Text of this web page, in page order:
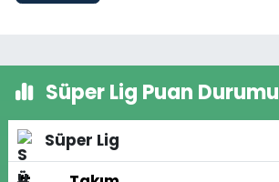
Süper Lig Puan Durumu
Süper Lig